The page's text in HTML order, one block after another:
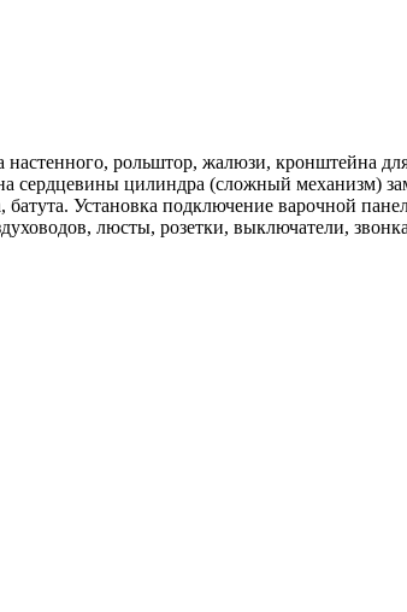
рольштор, жалюзи, кронштейна
сердцевины цилиндра (сложный механизм)
Установка подключение варочной
люсты, розетки, выключатели,